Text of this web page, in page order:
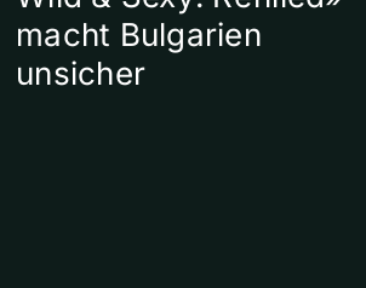
macht Bulgarien
unsicher